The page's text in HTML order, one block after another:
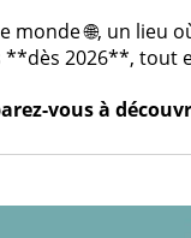
🌐, un
2026**, tout
vous à